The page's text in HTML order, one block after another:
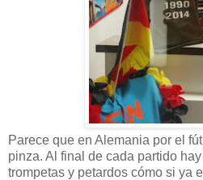
Parece que en Alemania por el
pinza. Al final de cada partido
trompetas y petardos cómo si ya